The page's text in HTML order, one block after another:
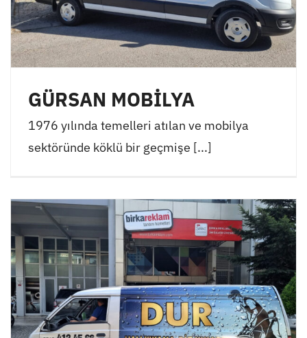
GÜRSAN MOBİLYA
1976 yılında temelleri atılan ve mobilya
sektöründe köklü bir geçmişe [...]